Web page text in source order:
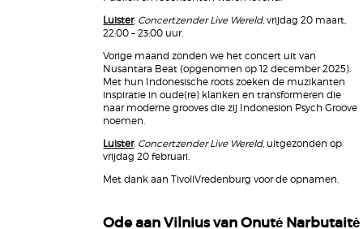
Luister: Concertzender Live Wereld, vrijdag 20 maart,
22:00 – 23:00 uur.
Vorige maand zonden we het concert uit van
Nusantara Beat (opgenomen op 12 december 2025).
Met hun Indonesische roots zoeken de muzikanten
inspiratie in oude(re) klanken en transformeren die
naar moderne grooves die zij Indonesion Psych Groove
noemen.
Luister: Concertzender Live Wereld, uitgezonden op
vrijdag 20 februari.
Met dank aan TivoliVredenburg voor de opnamen.
Ode aan Vilnius van Onutė Narbutaitė